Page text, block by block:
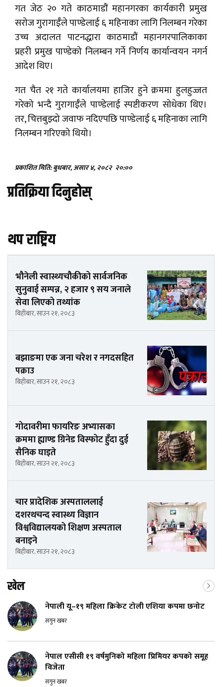
गत जेठ २० गते काठमाडौं महानगरका कार्यकारी प्रमुख
सरोज गुरागाईँले पाण्डेलाई ६ महिनाका लागि निलम्बन गरेका
उच्च अदालत पाटनद्धारा काठमाडौं महानगरपालिकाका
प्रहरी प्रमुख पाण्डेको निलम्बन गर्ने निर्णय कार्यान्वयन नगर्न
आदेश थिए।
गत चैत २१ गते कार्यालयमा हाजिर हुने क्रममा हुलहुज्जत
गरेको भन्दै गुरागाईँले पाण्डेलाई स्पष्टीकरण सोधेका थिए।
तर, चित्तबुझ्दो जवाफ नदिएपछि पाण्डेलाई ६ महिनाका लागि
निलम्बन गरिएको थियो।
प्रकाशित मिति: बुधबार, असार ४, २०८२ २०:००
प्रतिक्रिया दिनुहोस्
थप राष्ट्रिय
भौनेली स्वास्थ्यचौकीको सार्वजनिक
सुनुवाई सम्पन्न, २ हजार ९ सय जनाले
सेवा लिएको तथ्यांक
बिहीबार, साउन २१, २०८३
बझाङमा एक जना चरेश र नगदसहित
पक्राउ
बिहीबार, साउन २१, २०८३
गोदावरीमा फायरिङ अभ्यासका
क्रममा ह्याण्ड ग्रिनेड विस्फोट हुँदा दुई
सैनिक घाइते
बिहीबार, साउन २१, २०८३
चार प्रादेशिक अस्पताललाई
दशरथचन्द स्वास्थ्य विज्ञान
विश्वविद्यालयको शिक्षण अस्पताल
बनाइने
बिहीबार, साउन २१, २०८३
खेल
नेपाली यू–१९ महिला क्रिकेट टोली एशिया कपमा छनोट
सगुन खबर
नेपाल एसीसी १९ वर्षमुनिको महिला प्रिमियर कपको समूह
विजेता
सगुन खबर